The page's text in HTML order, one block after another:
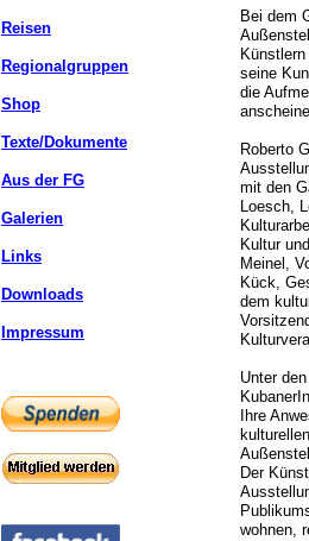
Reisen
Regionalgruppen
Shop
Texte/Dokumente
Aus der FG
Galerien
Links
Downloads
Impressum
Bei dem
seine
die
Roberto
mit den
Loesch,
Kultur
Meinel,
Kück,
dem
Unter
Ihre
Der
wohnen,